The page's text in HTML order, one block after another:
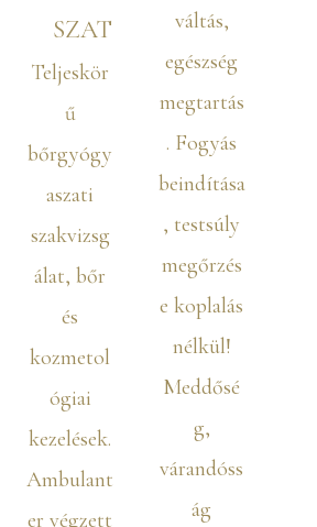
SZAT
Teljeskör
ű
bőrgyógy
aszati
szakvizsg
álat, bőr
és
kozmetol
ógiai
kezelések.
Ambulant
er végzett
váltás,
egészség
megtartás
. Fogyás
beindítása
, testsúly
megőrzés
e koplalás
nélkül!
Meddősé
g,
várandóss
ág